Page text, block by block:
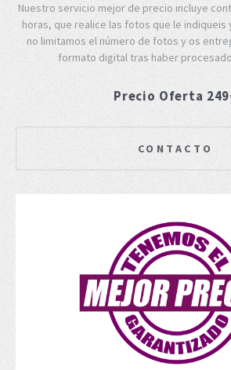
Nuestro servicio mejor de precio incluye
horas, que realice las fotos que le
no limitamos el número de fotos y os
formato digital tras haber
Precio Oferta
CONTACTO